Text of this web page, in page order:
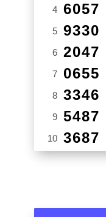
4 6057
5 9330
6 2047
7 0655
8 3346
9 5487
10 3687